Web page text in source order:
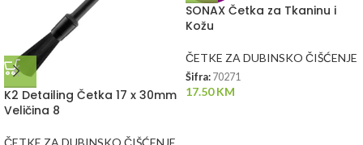
K2 Detailing Četka 17 x 30mm
Veličina 8
ČETKE ZA DUBINSKO ČIŠĆENJE
SONAX Četka za Tkaninu i
Kožu
ČETKE ZA DUBINSKO ČIŠĆENJE
Šifra: 70271
17.50KM